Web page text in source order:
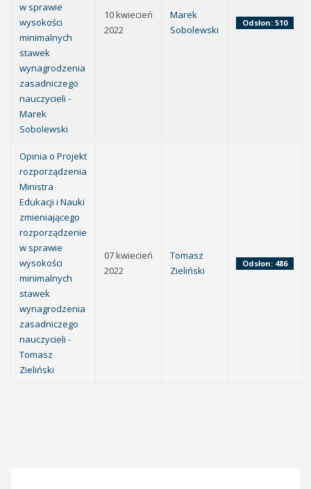
w sprawie
wysokości
minimalnych
stawek
wynagrodzenia
zasadniczego
nauczycieli -
Marek
Sobolewski
10 kwiecień
2022
Marek
Sobolewski
Odsłon: 510
Opinia o Projekt
rozporządzenia
Ministra
Edukacji i Nauki
zmieniającego
rozporządzenie
w sprawie
wysokości
minimalnych
stawek
wynagrodzenia
zasadniczego
nauczycieli -
Tomasz
Zieliński
07 kwiecień
2022
Tomasz
Zieliński
Odsłon: 486